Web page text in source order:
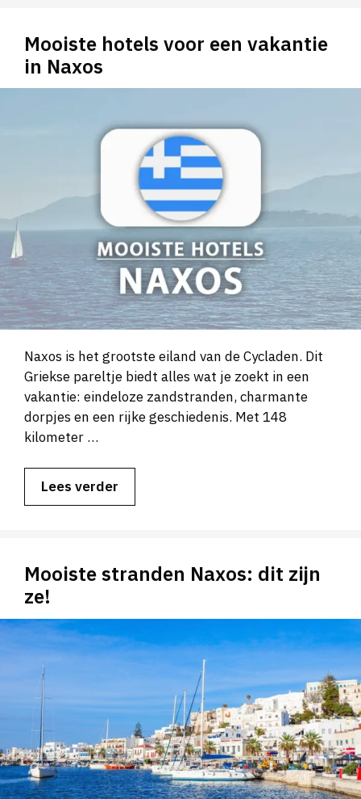
Mooiste hotels voor een vakantie
in Naxos
Naxos is het grootste eiland van de Cycladen. Dit
Griekse pareltje biedt alles wat je zoekt in een
vakantie: eindeloze zandstranden, charmante
dorpjes en een rijke geschiedenis. Met 148
kilometer …
Lees verder
Mooiste stranden Naxos: dit zijn
ze!